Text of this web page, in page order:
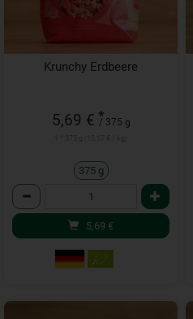
Krunchy Erdbeere
5,69 € *
/ 375 g
375 g
Anzahl
5,69 €